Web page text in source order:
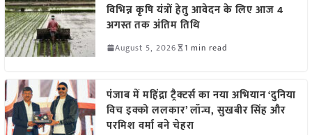
विभिन्न कृषि यंत्रों हेतु आवेदन के लिए आज 4
अगस्त तक अंतिम तिथि
August 5, 2026 1 min read
पंजाब में महिंद्रा ट्रैक्टर्स का नया अभियान ‘दुनिया
विच इक्को ललकार’ लॉन्च, सुखबीर सिंह और
परमिश वर्मा बने चेहरा